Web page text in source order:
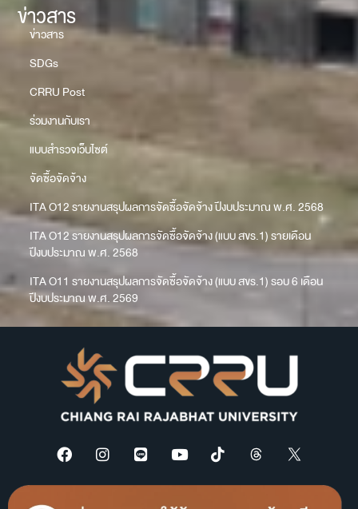
ข่าวสาร
ข่าวสาร
SDGs
CRRU Post
ร่วมงานกับเรา
แบบสำรวจเว็บไซต์
จัดซื้อจัดจ้าง
ITA O12 รายงานสรุปผลการจัดซื้อจัดจ้าง ปีงบประมาณ พ.ศ. 2568
ITA O12 รายงานสรุปผลการจัดซื้อจัดจ้าง (แบบ สขร.1) รายเดือน
ปีงบประมาณ พ.ศ. 2568
ITA O11 รายงานสรุปผลการจัดซื้อจัดจ้าง (แบบ สขร.1) รอบ 6 เดือน
ปีงบประมาณ พ.ศ. 2569